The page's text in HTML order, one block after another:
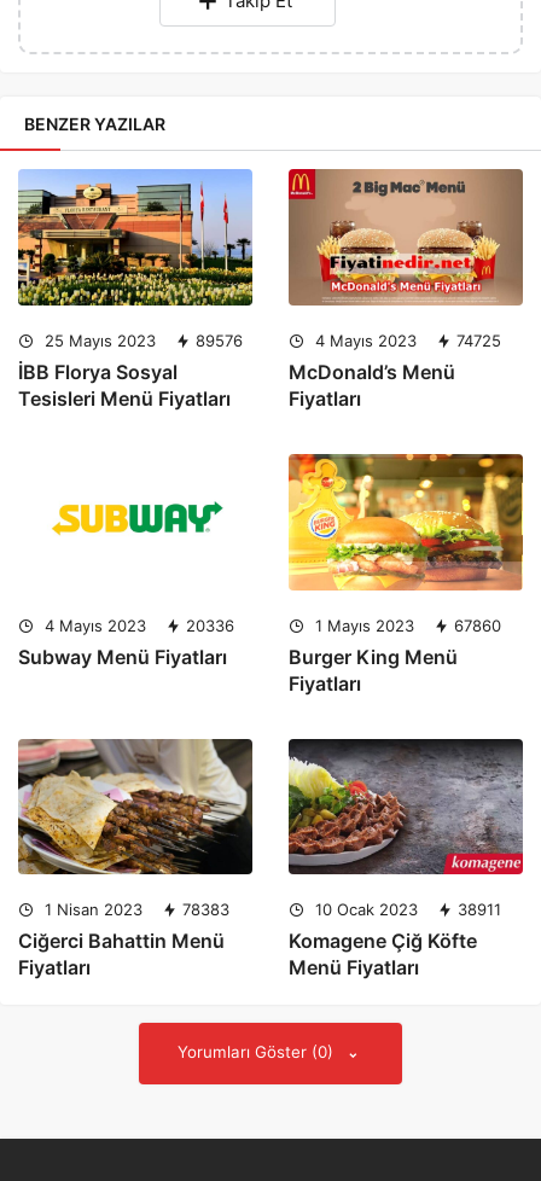
BENZER YAZILAR
25 Mayıs 2023 89576
İBB Florya Sosyal
Tesisleri Menü Fiyatları
4 Mayıs 2023 74725
McDonald’s Menü
Fiyatları
4 Mayıs 2023 20336
Subway Menü Fiyatları
1 Mayıs 2023 67860
Burger King Menü
Fiyatları
1 Nisan 2023 78383
Ciğerci Bahattin Menü
Fiyatları
10 Ocak 2023 38911
Komagene Çiğ Köfte
Menü Fiyatları
Yorumları Göster (0)